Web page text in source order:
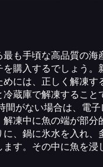
も手頃な高品質の海
購入するでしょう。
には、正しく解凍す
蔵庫で解凍すること
間がない場合は、電
凍中に魚の端が部分
、鍋に氷水を入れ、
す。その中に魚を浸